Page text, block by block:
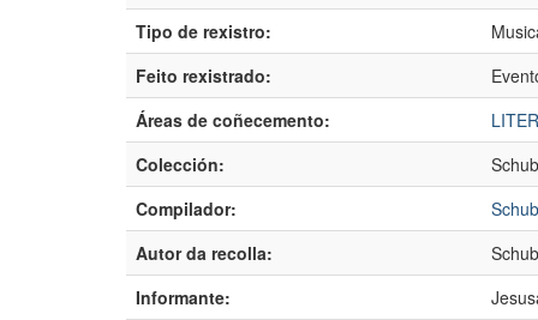
Tipo de rexistro:
Feito rexistrado:
Áreas de coñecemento:
Colección:
Compilador:
Autor da recolla:
Informante: